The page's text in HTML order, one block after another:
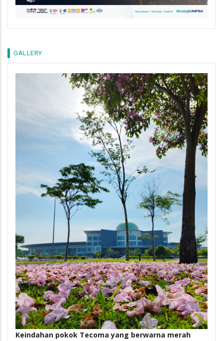
GALLERY
Keindahan pokok Tecoma yang berwarna merah